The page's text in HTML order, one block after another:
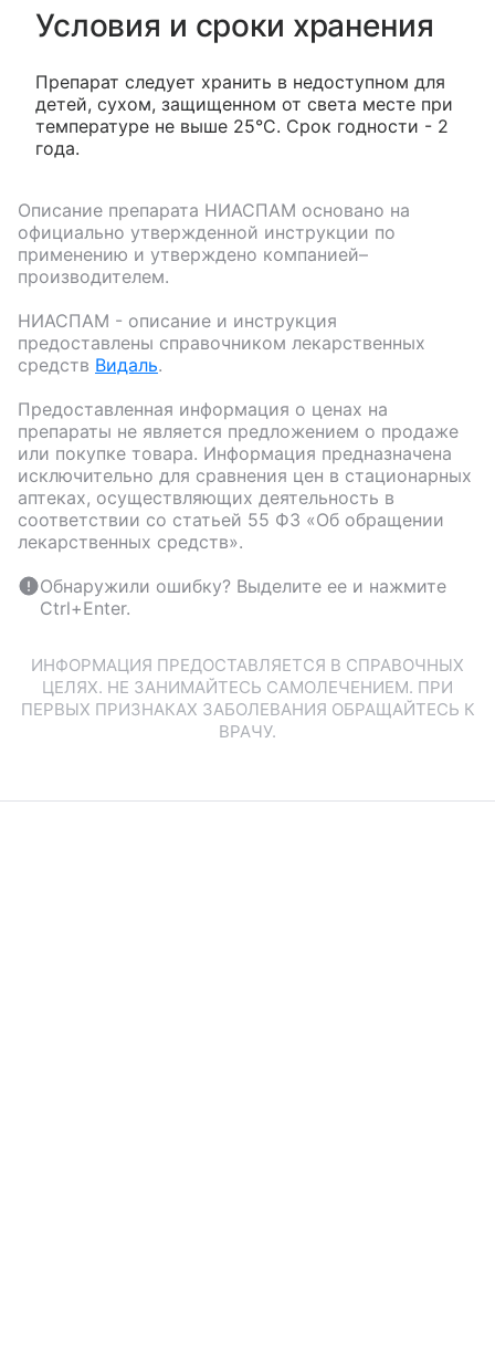
Условия и сроки хранения
Препарат следует хранить в недоступном для
детей, сухом, защищенном от света месте при
температуре не выше 25°С. Срок годности - 2
года.
Описание препарата НИАСПАМ основано на
официально утвержденной инструкции по
применению и утверждено компанией–
производителем.
НИАСПАМ - описание и инструкция
предоставлены справочником лекарственных
средств Видаль.
Предоставленная информация о ценах на
препараты не является предложением о продаже
или покупке товара. Информация предназначена
исключительно для сравнения цен в стационарных
аптеках, осуществляющих деятельность в
соответствии со статьей 55 ФЗ «Об обращении
лекарственных средств».
Обнаружили ошибку? Выделите ее и нажмите
Ctrl+Enter.
ИНФОРМАЦИЯ ПРЕДОСТАВЛЯЕТСЯ В СПРАВОЧНЫХ
ЦЕЛЯХ. НЕ ЗАНИМАЙТЕСЬ САМОЛЕЧЕНИЕМ. ПРИ
ПЕРВЫХ ПРИЗНАКАХ ЗАБОЛЕВАНИЯ ОБРАЩАЙТЕСЬ К
ВРАЧУ.